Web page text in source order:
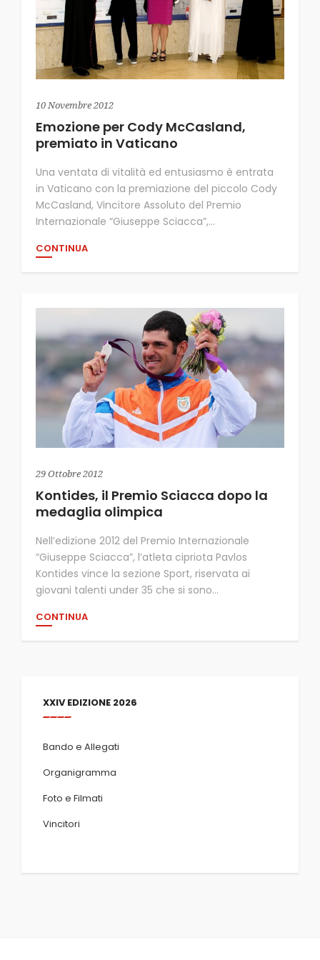
10 Novembre 2012
Emozione per Cody McCasland,
premiato in Vaticano
Una ventata di vitalità ed entusiasmo è entrata
in Vaticano con la premiazione del piccolo Cody
McCasland, Vincitore Assoluto del Premio
Internazionale “Giuseppe Sciacca”,...
CONTINUA
29 Ottobre 2012
Kontides, il Premio Sciacca dopo la
medaglia olimpica
Nell’edizione 2012 del Premio Internazionale
“Giuseppe Sciacca”, l’atleta cipriota Pavlos
Kontides vince la sezione Sport, riservata ai
giovani talenti under 35 che si sono...
CONTINUA
XXIV EDIZIONE 2026
Bando e Allegati
Organigramma
Foto e Filmati
Vincitori